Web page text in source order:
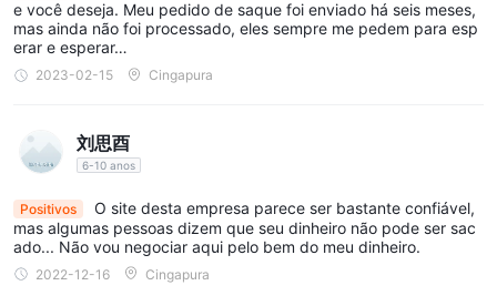
bancárias ou cartões de crédito.
Exposição do usuário no WikiFX
problemas de saque associados a ZenTrade no WikiFX
levanta um alarme significativo. Isso pode servir como um sinal
pesquisas meticulosas e considerar todos os dados disponíveis
antes de se envolver em qualquer atividade de negociação.
Projetada como um recurso robusto, nossa plataforma auxilia os
e você deseja. Meu pedido de saque foi enviado há seis meses,
mas ainda não foi processado, eles sempre me pedem para esp
erar e esperar…
2023-02-15 Cingapura
刘思酉
6-10 anos
Positivos
O site desta empresa parece ser bastante confiável,
mas algumas pessoas dizem que seu dinheiro não pode ser sac
ado... Não vou negociar aqui pelo bem do meu dinheiro.
2022-12-16 Cingapura